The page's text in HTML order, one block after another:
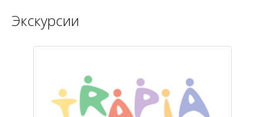
Экскурсии